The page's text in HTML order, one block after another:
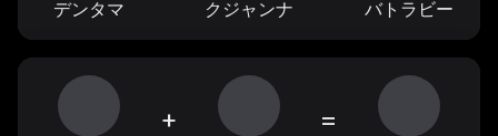
デンタマ クジャンナ バトラビー
+ =